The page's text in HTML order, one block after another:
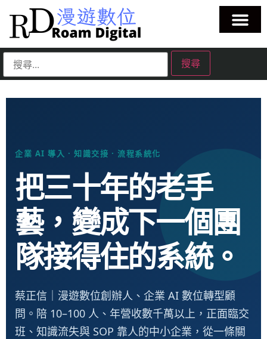
企業 AI 導入 · 知識交接 · 流程系統化
把三十年的老手
藝，變成下一個團
隊接得住的系統。
蔡正信｜漫遊數位創辦人、企業 AI 數位轉型顧
問。陪 10–100 人、年營收數千萬以上，正面臨交
班、知識流失與 SOP 靠人的中小企業，從一條關